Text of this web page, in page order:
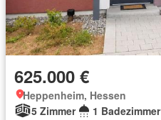
625.000 €
Heppenheim, Hessen
5 Zimmer
1 Badezimmer